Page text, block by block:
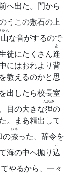
へ出た。門から
うこの敷石の上
さん
な音がするので
徒にたくさん逢
あ
にはおれより背
教えるのかと思
を出したら校長室
目の大きな狸
たぬき
の
。まあ精出して
の捺
おさ
った、辞令を
海の中へ抛り込
こ
てやるから、一々